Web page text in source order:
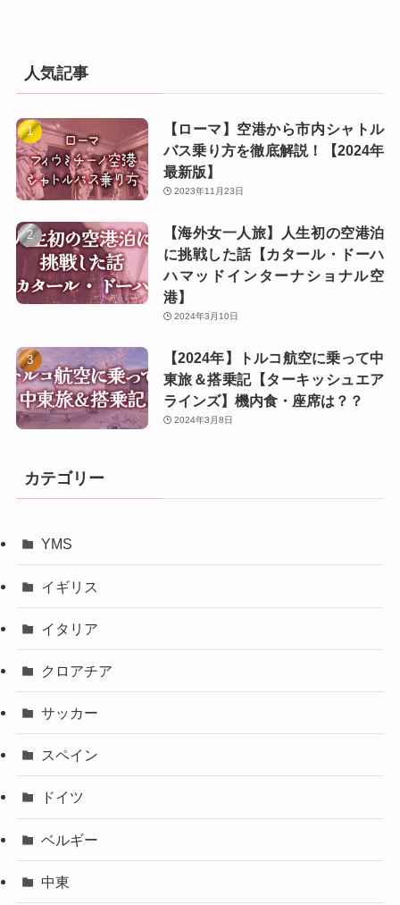
人気記事
【ローマ】空港から市内シャトル
バス乗り方を徹底解説！【2024年
最新版】
2023年11月23日
【海外女一人旅】人生初の空港泊
に挑戦した話【カタール・ドーハ
ハマッドインターナショナル空
港】
2024年3月10日
【2024年】トルコ航空に乗って中
東旅＆搭乗記【ターキッシュエア
ラインズ】機内食・座席は？？
2024年3月8日
カテゴリー
YMS
イギリス
イタリア
クロアチア
サッカー
スペイン
ドイツ
ベルギー
中東